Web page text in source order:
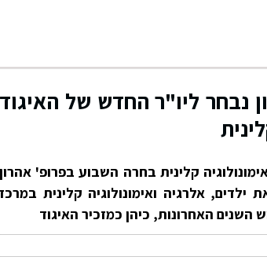
נבחר ליו"ר החדש של האיגוד
קלינית בחרה השבוע בפרופ' אהרון
אלרגיה ואימונולוגיה קלינית במרכז
השנים האחרונות, כיהן כמזכיר האיגוד